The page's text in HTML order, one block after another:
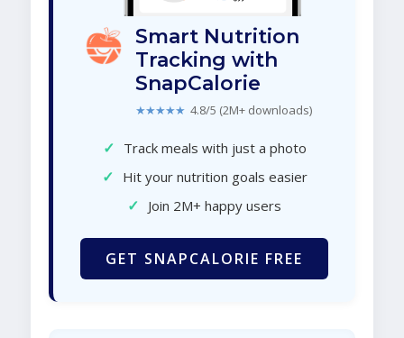
Smart Nutrition
Tracking with
SnapCalorie
★★★★★ 4.8/5 (2M+ downloads)
✓ Track meals with just a photo
✓ Hit your nutrition goals easier
✓ Join 2M+ happy users
GET SNAPCALORIE FREE